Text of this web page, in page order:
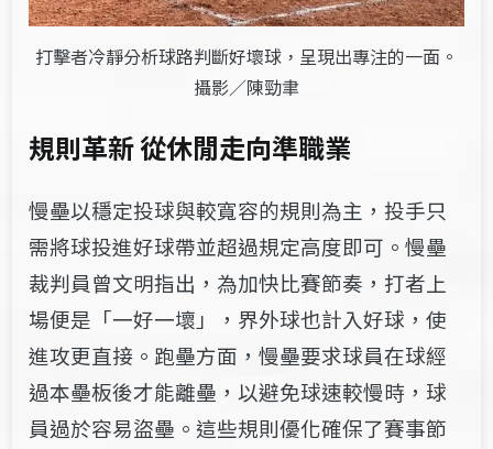
打擊者冷靜分析球路判斷好壞球，呈現出專注的一面。
攝影／陳勁聿
規則革新 從休閒走向準職業
慢壘以穩定投球與較寬容的規則為主，投手只
需將球投進好球帶並超過規定高度即可。慢壘
裁判員曾文明指出，為加快比賽節奏，打者上
場便是「一好一壞」，界外球也計入好球，使
進攻更直接。跑壘方面，慢壘要求球員在球經
過本壘板後才能離壘，以避免球速較慢時，球
員過於容易盜壘。這些規則優化確保了賽事節